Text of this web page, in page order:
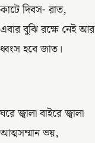
কাটে দিবস- রাত,
এবার বুঝি রক্ষে নেই আর
ধ্বংস হবে জাত।
ঘরে জ্বালা বাইরে জ্বালা
আত্মসম্মান ভয়,